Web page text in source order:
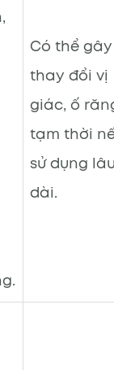
Có thể gây
thay đổi vị
giác, ố
tạm thời
sử dụng
dài.